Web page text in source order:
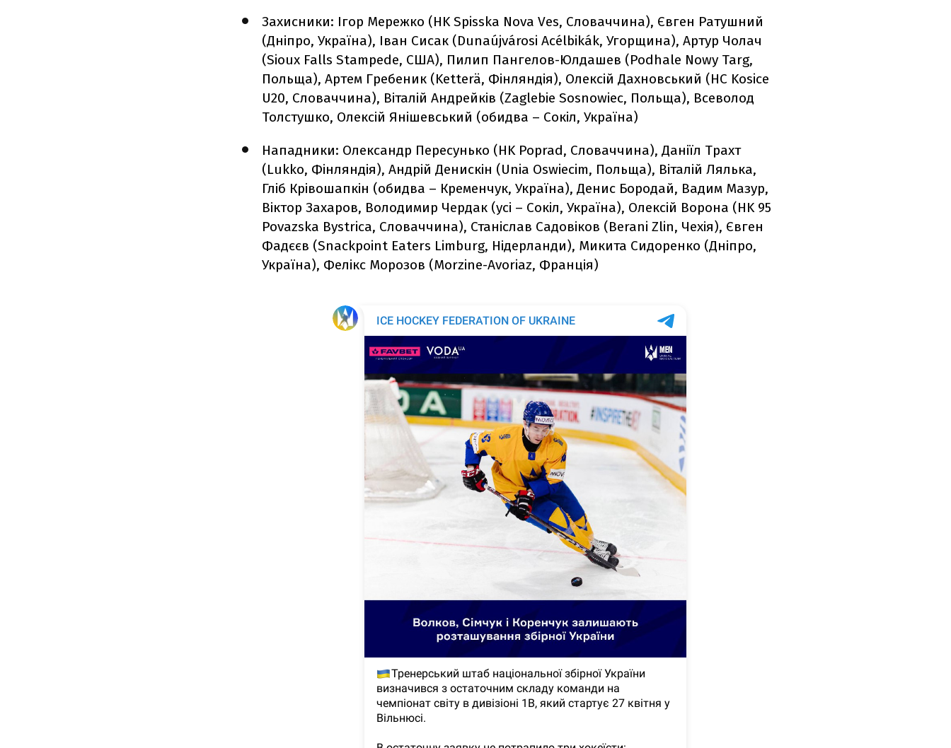
Захисники: Ігор Мережко (HK Spisska Nova Ves, Словаччина), Євген Ратушний
(Дніпро, Україна), Іван Сисак (Dunaújvárosi Acélbikák, Угорщина), Артур Чолач
(Sioux Falls Stampede, США), Пилип Пангелов-Юлдашев (Podhale Nowy Targ,
Польща), Артем Гребеник (Ketterä, Фінляндія), Олексій Дахновський (HC Kosice
U20, Словаччина), Віталій Андрейків (Zaglebie Sosnowiec, Польща), Всеволод
Толстушко, Олексій Янішевський (обидва – Сокіл, Україна)
Нападники: Олександр Пересунько (HK Poprad, Словаччина), Даніїл Трахт
(Lukko, Фінляндія), Андрій Денискін (Unia Oswiecim, Польща), Віталій Лялька,
Гліб Крівошапкін (обидва – Кременчук, Україна), Денис Бородай, Вадим Мазур,
Віктор Захаров, Володимир Чердак (усі – Сокіл, Україна), Олексій Ворона (HK 95
Povazska Bystrica, Словаччина), Станіслав Садовіков (Berani Zlin, Чехія), Євген
Фадєєв (Snackpoint Eaters Limburg, Нідерланди), Микита Сидоренко (Дніпро,
Україна), Фелікс Морозов (Morzine-Avoriaz, Франція)